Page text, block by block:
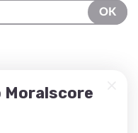
OK
Moralscore